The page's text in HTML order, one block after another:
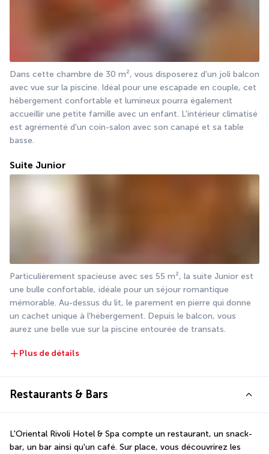
Dans cette chambre de 30 m², vous disposerez d'un joli balcon
avec vue sur la piscine. Idéal pour une escapade en couple, cet
hébergement confortable et lumineux pourra également
accueillir une petite famille avec un enfant. L'intérieur climatisé
est agrémenté d'un coin-salon avec son canapé et sa table
basse.
Suite Junior
Particulièrement spacieuse avec ses 55 m², la suite Junior est
une bulle confortable, idéale pour un séjour romantique
mémorable. Au-dessus du lit, le parement en pierre qui donne
un cachet unique à l'hébergement. Depuis le balcon, vous
aurez une belle vue sur la piscine entourée de transats.
Plus de détails
Restaurants & Bars
L'Oriental Rivoli Hotel & Spa compte un restaurant, un snack-
bar, un bar ainsi qu'un café. Sur place, vous découvrirez les